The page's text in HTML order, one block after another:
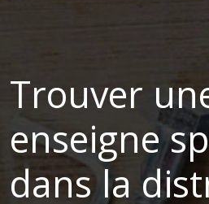
Trouver
enseigne
dans la